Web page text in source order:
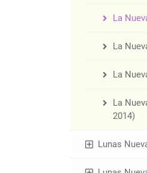
La
La
La
La
2014)
Lunas